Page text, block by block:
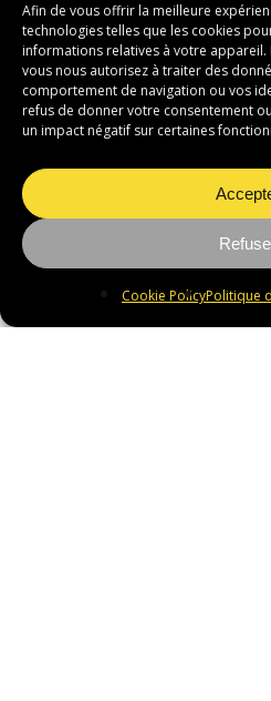
Afin de vous offrir la meilleure
technologies telles que les cookies
informations relatives à votre appareil.
vous nous autorisez à traiter des
comportement de navigation ou vos
refus de donner votre consentement
un impact négatif sur certaines
Cookie PolicyPolitique